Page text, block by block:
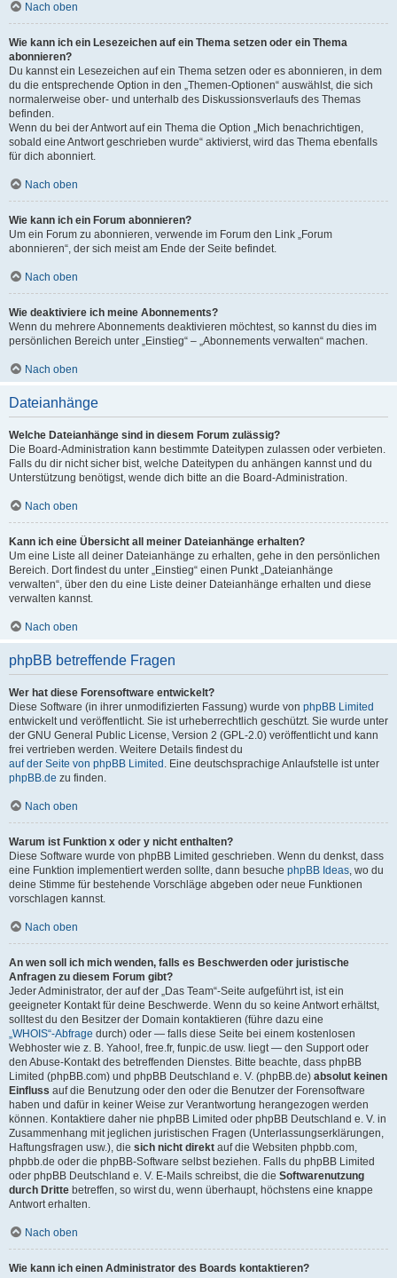
Nach oben
Wie kann ich ein Lesezeichen auf ein Thema setzen oder ein Thema
abonnieren?
Du kannst ein Lesezeichen auf ein Thema setzen oder es abonnieren, in dem
du die entsprechende Option in den „Themen-Optionen“ auswählst, die sich
normalerweise ober- und unterhalb des Diskussionsverlaufs des Themas
befinden.
Wenn du bei der Antwort auf ein Thema die Option „Mich benachrichtigen,
sobald eine Antwort geschrieben wurde“ aktivierst, wird das Thema ebenfalls
für dich abonniert.
Nach oben
Wie kann ich ein Forum abonnieren?
Um ein Forum zu abonnieren, verwende im Forum den Link „Forum
abonnieren“, der sich meist am Ende der Seite befindet.
Nach oben
Wie deaktiviere ich meine Abonnements?
Wenn du mehrere Abonnements deaktivieren möchtest, so kannst du dies im
persönlichen Bereich unter „Einstieg“ – „Abonnements verwalten“ machen.
Nach oben
Dateianhänge
Welche Dateianhänge sind in diesem Forum zulässig?
Die Board-Administration kann bestimmte Dateitypen zulassen oder verbieten.
Falls du dir nicht sicher bist, welche Dateitypen du anhängen kannst und du
Unterstützung benötigst, wende dich bitte an die Board-Administration.
Nach oben
Kann ich eine Übersicht all meiner Dateianhänge erhalten?
Um eine Liste all deiner Dateianhänge zu erhalten, gehe in den persönlichen
Bereich. Dort findest du unter „Einstieg“ einen Punkt „Dateianhänge
verwalten“, über den du eine Liste deiner Dateianhänge erhalten und diese
verwalten kannst.
Nach oben
phpBB betreffende Fragen
Wer hat diese Forensoftware entwickelt?
Diese Software (in ihrer unmodifizierten Fassung) wurde von phpBB Limited
entwickelt und veröffentlicht. Sie ist urheberrechtlich geschützt. Sie wurde unter
der GNU General Public License, Version 2 (GPL-2.0) veröffentlicht und kann
frei vertrieben werden. Weitere Details findest du
auf der Seite von phpBB Limited . Eine deutschsprachige Anlaufstelle ist unter
phpBB.de zu finden.
Nach oben
Warum ist Funktion x oder y nicht enthalten?
Diese Software wurde von phpBB Limited geschrieben. Wenn du denkst, dass
eine Funktion implementiert werden sollte, dann besuche phpBB Ideas, wo du
deine Stimme für bestehende Vorschläge abgeben oder neue Funktionen
vorschlagen kannst.
Nach oben
An wen soll ich mich wenden, falls es Beschwerden oder juristische
Anfragen zu diesem Forum gibt?
Jeder Administrator, der auf der „Das Team“-Seite aufgeführt ist, ist ein
geeigneter Kontakt für deine Beschwerde. Wenn du so keine Antwort erhältst,
solltest du den Besitzer der Domain kontaktieren (führe dazu eine
„WHOIS“-Abfrage durch) oder — falls diese Seite bei einem kostenlosen
Webhoster wie z. B. Yahoo!, free.fr, funpic.de usw. liegt — den Support oder
den Abuse-Kontakt des betreffenden Dienstes. Bitte beachte, dass phpBB
Limited (phpBB.com) und phpBB Deutschland e. V. (phpBB.de) absolut keinen
Einfluss auf die Benutzung oder den oder die Benutzer der Forensoftware
haben und dafür in keiner Weise zur Verantwortung herangezogen werden
können. Kontaktiere daher nie phpBB Limited oder phpBB Deutschland e. V. in
Zusammenhang mit jeglichen juristischen Fragen (Unterlassungserklärungen,
Haftungsfragen usw.), die sich nicht direkt auf die Websiten phpbb.com,
phpbb.de oder die phpBB-Software selbst beziehen. Falls du phpBB Limited
oder phpBB Deutschland e. V. E-Mails schreibst, die die Softwarenutzung
durch Dritte betreffen, so wirst du, wenn überhaupt, höchstens eine knappe
Antwort erhalten.
Nach oben
Wie kann ich einen Administrator des Boards kontaktieren?